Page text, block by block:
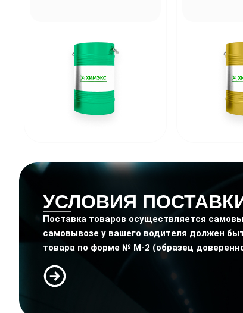
УСЛОВИЯ
Поставка товаров осуществляется
самовывозе у вашего водителя должен
товара по форме № М-2 (образец